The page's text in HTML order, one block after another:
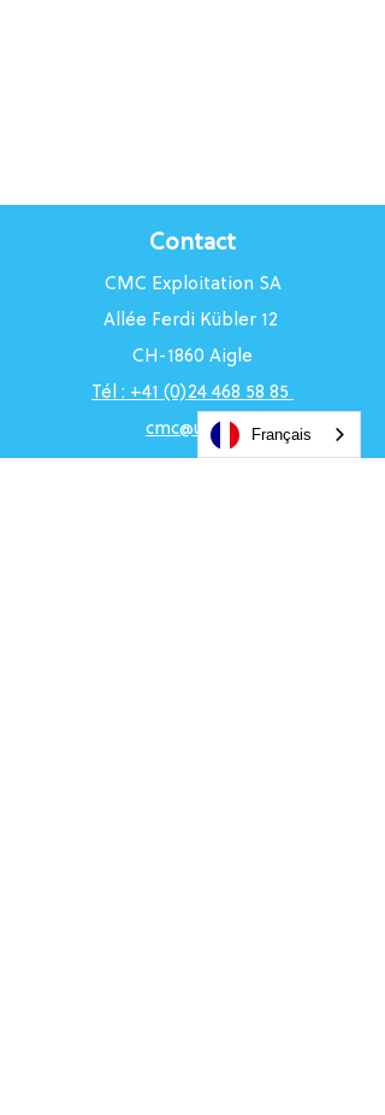
Contact
CMC Exploitation SA
Allée Ferdi Kübler 12
CH-1860 Aigle
Tél : +41 (0)24 468 58 85
cmc@uci.ch
Français